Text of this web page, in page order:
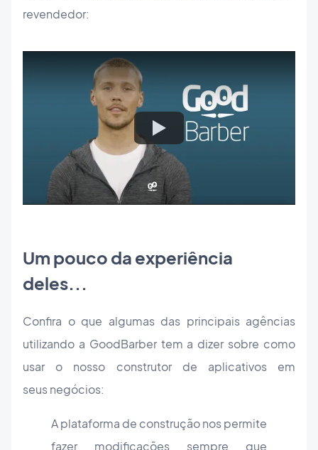
revendedor:
Um pouco da experiência
deles...
Confira o que algumas das principais agências
utilizando a GoodBarber tem a dizer sobre como
usar o nosso construtor de aplicativos em
seus negócios:
A plataforma de construção nos permite
fazer modificações sempre que